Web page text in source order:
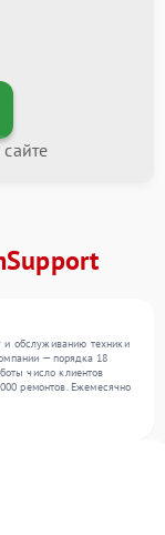
и обслуживанию техники
— порядка 18
число клиентов
ремонтов. Ежемесячно
, , . Мы беремся за
благодаря